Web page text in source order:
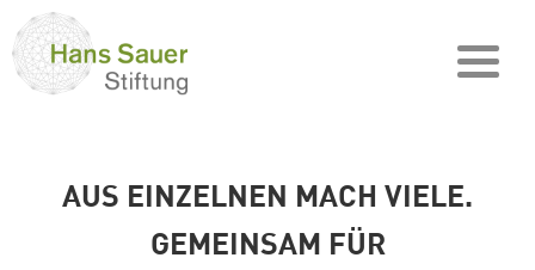
AUS EINZELNEN MACH VIELE.
GEMEINSAM FÜR